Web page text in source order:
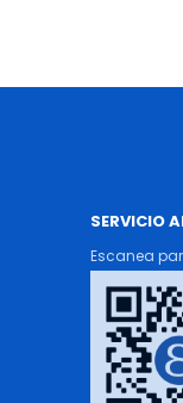
SERVICIO
Escanea